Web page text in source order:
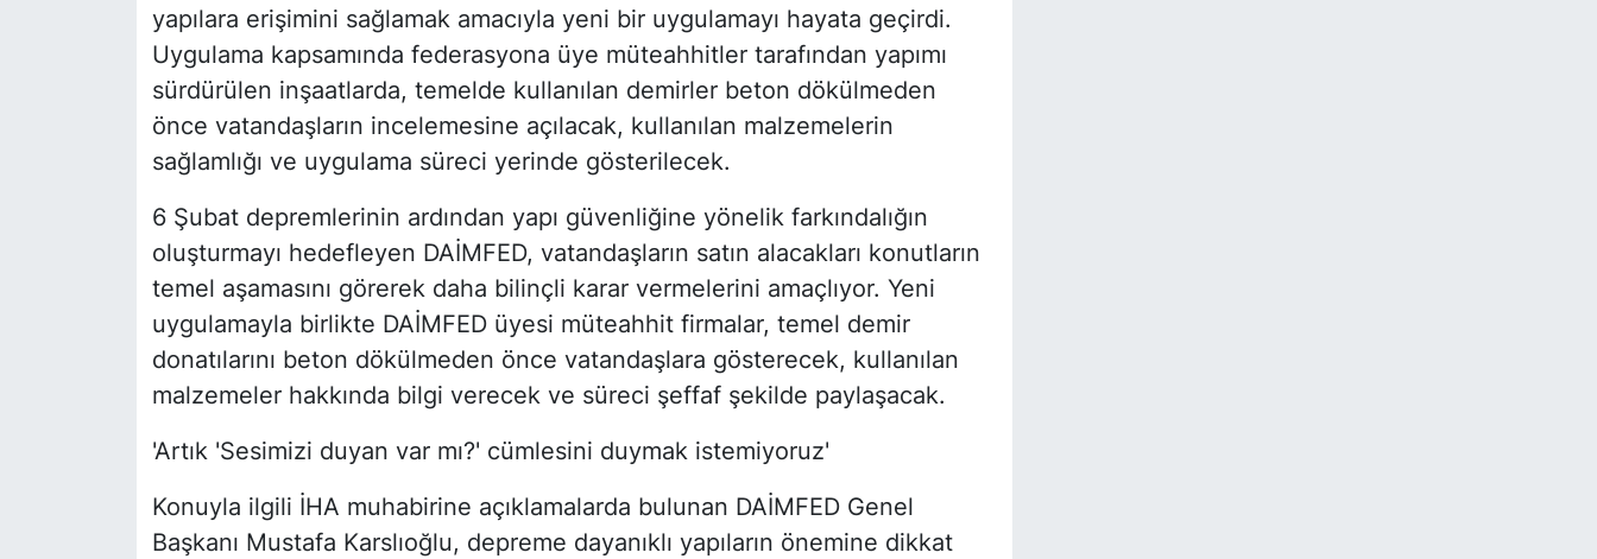
yapılara erişimini sağlamak amacıyla yeni bir uygulamayı hayata geçirdi.
Uygulama kapsamında federasyona üye müteahhitler tarafından yapımı
sürdürülen inşaatlarda, temelde kullanılan demirler beton dökülmeden
önce vatandaşların incelemesine açılacak, kullanılan malzemelerin
sağlamlığı ve uygulama süreci yerinde gösterilecek.
6 Şubat depremlerinin ardından yapı güvenliğine yönelik farkındalığın
oluşturmayı hedefleyen DAİMFED, vatandaşların satın alacakları konutların
temel aşamasını görerek daha bilinçli karar vermelerini amaçlıyor. Yeni
uygulamayla birlikte DAİMFED üyesi müteahhit firmalar, temel demir
donatılarını beton dökülmeden önce vatandaşlara gösterecek, kullanılan
malzemeler hakkında bilgi verecek ve süreci şeffaf şekilde paylaşacak.
'Artık 'Sesimizi duyan var mı?' cümlesini duymak istemiyoruz'
Konuyla ilgili İHA muhabirine açıklamalarda bulunan DAİMFED Genel
Başkanı Mustafa Karslıoğlu, depreme dayanıklı yapıların önemine dikkat